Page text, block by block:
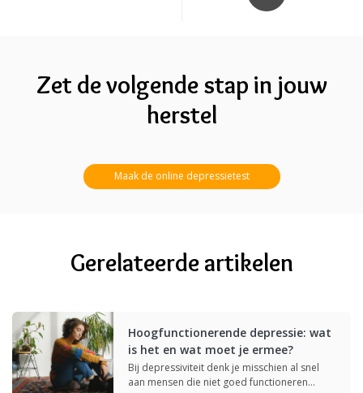
Zet de volgende stap in jouw
herstel
Maak de online depressietest
Gerelateerde artikelen
Hoogfunctionerende depressie: wat
is het en wat moet je ermee?
Bij depressiviteit denk je misschien al snel
aan mensen die niet goed functioneren…